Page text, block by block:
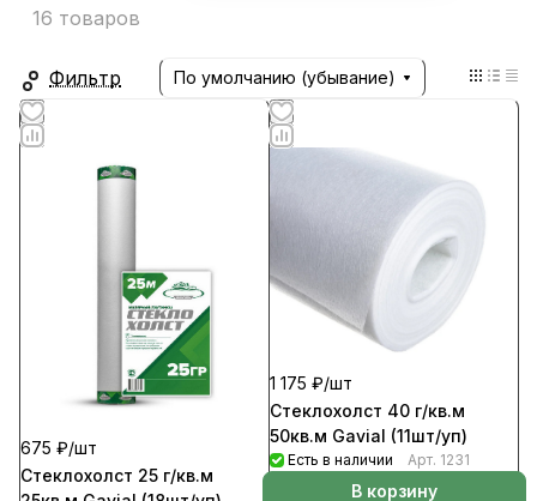
16 товаров
Фильтр По умолчанию (убывание)
675 ₽/шт
Стеклохолст 25 г/кв.м
1 175 ₽/шт
Стеклохолст 40 г/кв.м
50кв.м Gavial (11шт/уп)
Есть в наличии Арт. 1231
В корзину